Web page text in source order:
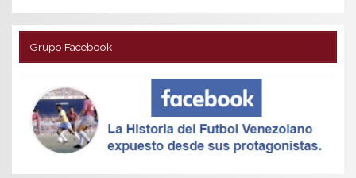
Grupo Facebook